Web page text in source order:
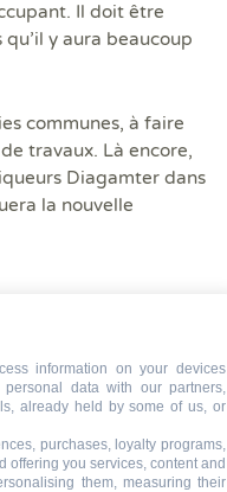
Il doit être
y aura beaucoup
communes, à faire
de travaux. Là encore,
Diagamter dans
la nouvelle
construits
les
à part les
de réception.
sur l’étendue
information on your devices
data with our partners,
already held by some of us, or
purchases, loyalty programs,
offering you services, content and
them, measuring their